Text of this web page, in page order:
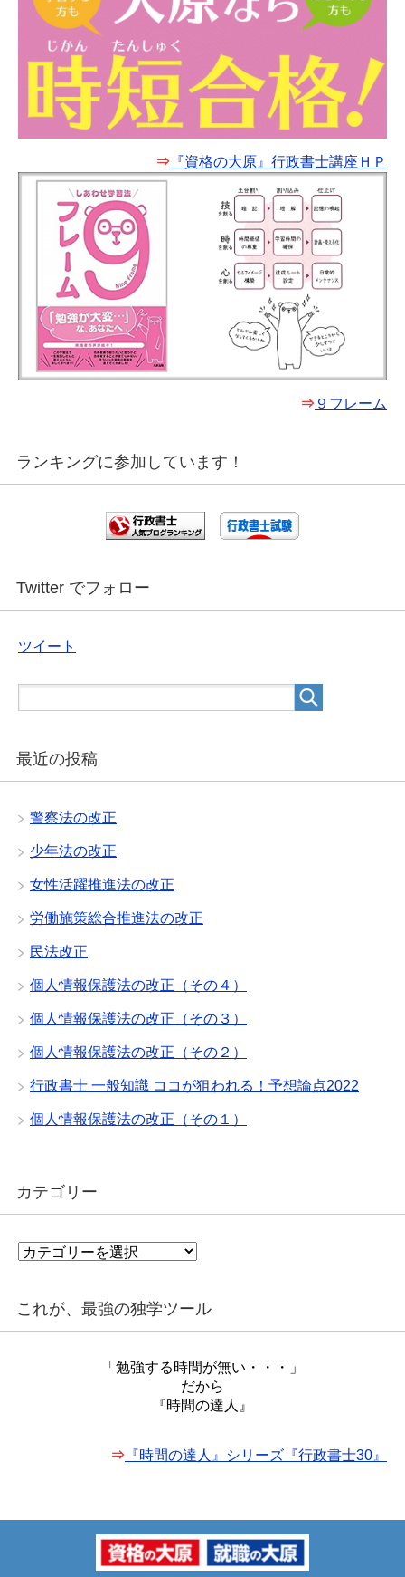
⇒ 『資格の大原』行政書士講座ＨＰ
⇒ ９フレーム
ランキングに参加しています！
Twitter でフォロー
ツイート
最近の投稿
警察法の改正
少年法の改正
女性活躍推進法の改正
労働施策総合推進法の改正
民法改正
個人情報保護法の改正（その４）
個人情報保護法の改正（その３）
個人情報保護法の改正（その２）
行政書士 一般知識 ココが狙われる！予想論点2022
個人情報保護法の改正（その１）
カテゴリー
カ
リ
これが、最強の独学ツール
「勉強する時間が無い・・・」
だから
『時間の達人』
⇒ 『時間の達人』シリーズ『行政書士30』